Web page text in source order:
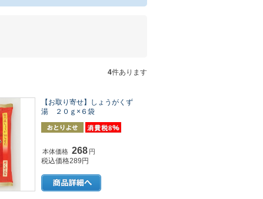
4件あります
【お取り寄せ】しょうがくず
湯 ２０ｇ×６袋
本体価格 268 円
税込価格289円